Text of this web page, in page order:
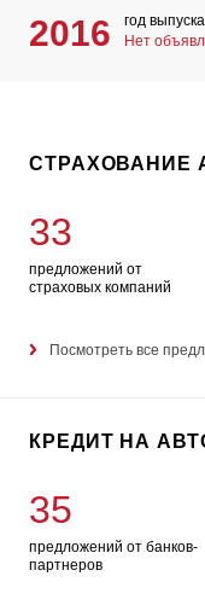
2016
год
Нет
СТРАХОВАНИЕ
33
предложений от
страховых компаний
Посмотреть все
КРЕДИТ НА
35
предложений от банков-
партнеров